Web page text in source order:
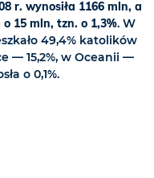
r. wynosiła 1166 mln, a
15 mln, tzn. o 1,3%. W
49,4% katolików
— 15,2%, w Oceanii —
o 0,1%.